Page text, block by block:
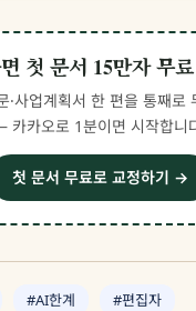
첫 문서 15만자 무
·사업계획서 한 편을 통째로
카카오로 1분이면 시작합니
첫 문서 무료로 교정하기 →
#AI한계 #편집자